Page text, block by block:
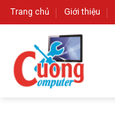
Skip
to
Trang chủ Giới thiệu